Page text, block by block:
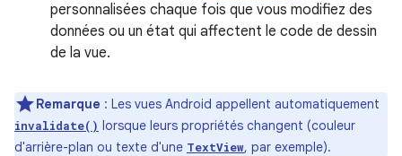
personnalisées chaque fois que vous modifiez des
données ou un état qui affectent le code de dessin
de la vue.
Remarque : Les vues Android appellent automatiquement
invalidate() lorsque leurs propriétés changent (couleur
d'arrière-plan ou texte d'une TextView, par exemple).